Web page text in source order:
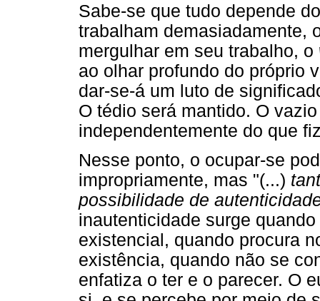
Sabe-se que tudo depende
trabalham demasiadamente,
mergulhar em seu trabalho, o
ao olhar profundo do próprio
dar-se-á um luto de
O tédio será mantido. O
independentemente do que
Nesse ponto, o ocupar-se
impropriamente, mas "(...)
possibilidade de
inautenticidade surge
existencial, quando procura
existência, quando não se
enfatiza o ter e o parecer. O